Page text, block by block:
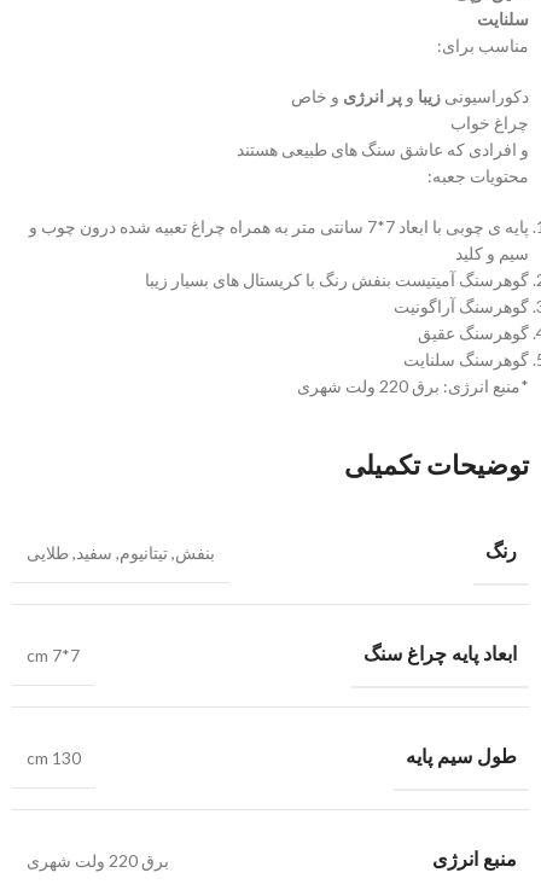
سلنایت
مناسب برای:
دکوراسیونی زیبا و پر انرژی و خاص
چراغ خواب
و افرادی که عاشق سنگ های طبیعی هستند
محتویات جعبه:
پایه ی چوبی با ابعاد 7*7 سانتی متر به همراه چراغ تعبیه شده درون چوب و
سیم و کلید
گوهرسنگ آمیتیست بنفش رنگ با کریستال های بسیار زیبا
گوهرسنگ آراگونیت
گوهرسنگ عقیق
گوهرسنگ سلنایت
*منبع انرژی: برق 220 ولت شهری
توضیحات تکمیلی
رنگ بنفش,تیتانیوم, سفید, طلایی
ابعاد پایه چراغ سنگ cm 7*7
طول سیم پایه cm 130
منبع انرژی برق 220 ولت شهری